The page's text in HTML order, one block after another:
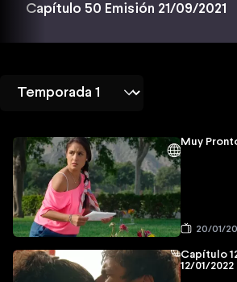
Capítulo 50 Emisión 21/09/2021
Muy
20/01/
Capítulo
12/01/2022